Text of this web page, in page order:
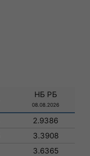
НБ РБ
08.08.2026
2.9386
3.3908
3.6365